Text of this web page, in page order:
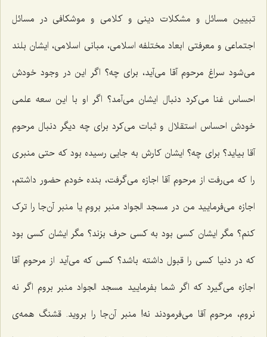
تبیین مسائل و مشکلات دینی و کلامی و موشکافی در مسائل
اجتماعی و معرفتی ابعاد مختلفه اسلامی، مبانی اسلامی، ایشان بلند
می‌شود سراغ مرحوم آقا می‌آید، برای چه؟ اگر این در وجود خودش
احساس غنا می‌کرد دنبال ایشان می‌آمد؟ اگر او با این سعه علمی
خودش احساس استقلال و ثبات می‌کرد برای چه دیگر دنبال مرحوم
آقا بیاید؟ برای چه؟ ایشان کارش به جایی رسیده بود که حتی منبری
را که می‌رفت از مرحوم آقا اجازه می‌گرفت، بنده خودم حضور داشتم،
اجازه می‌فرمایید من در مسجد الجواد منبر بروم یا منبر آن‌جا را ترک
کنم؟ مگر ایشان کسی بود به کسی حرف بزند؟ مگر ایشان کسی بود
که در دنیا کسی را قبول داشته باشد؟ کسی که می‌آید از مرحوم آقا
اجازه می‌گیرد که اگر شما بفرمایید مسجد الجواد منبر بروم اگر نه
نروم، مرحوم آقا می‌فرمودند نه! منبر آن‌جا را بروید. قشنگ همه‌ی